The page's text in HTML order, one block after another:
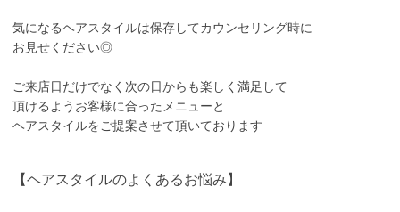
気になるヘアスタイルは保存してカウンセリング時に
お見せください◎
ご来店日だけでなく次の日からも楽しく満足して
頂けるようお客様に合ったメニューと
ヘアスタイルをご提案させて頂いております
【ヘアスタイルのよくあるお悩み】